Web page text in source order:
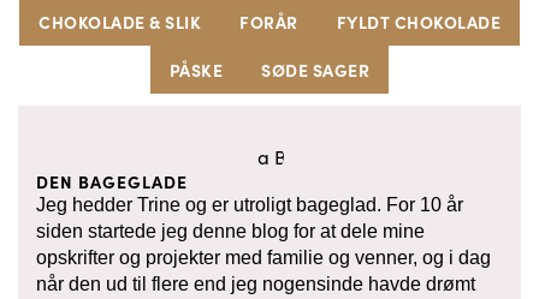
CHOKOLADE & SLIK
FORÅR
FYLDT CHOKOLADE
PÅSKE
SØDE SAGER
DEN BAGEGLADE
Jeg hedder Trine og er utroligt bageglad. For 10 år
siden startede jeg denne blog for at dele mine
opskrifter og projekter med familie og venner, og i dag
når den ud til flere end jeg nogensinde havde drømt